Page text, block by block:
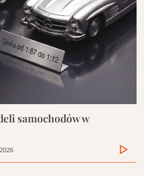
samochodów w